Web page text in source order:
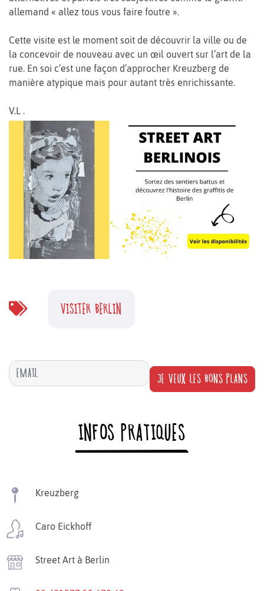
allemand « allez tous vous faire foutre ».
Cette visite est le moment soit de découvrir la ville ou de
la concevoir de nouveau avec un œil ouvert sur l’art de la
rue. En soi c’est une façon d’approcher Kreuzberg de
manière atypique mais pour autant très enrichissante.
V.L .
VISITER BERLIN
JE VEUX LES BONS PLANS
INFOS PRATIQUES
Kreuzberg
Caro Eickhoff
Street Art à Berlin